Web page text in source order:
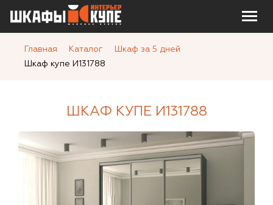
Главная Каталог
Шкаф за 5 дней
Шкаф купе И131788
ШКАФ КУПЕ И131788